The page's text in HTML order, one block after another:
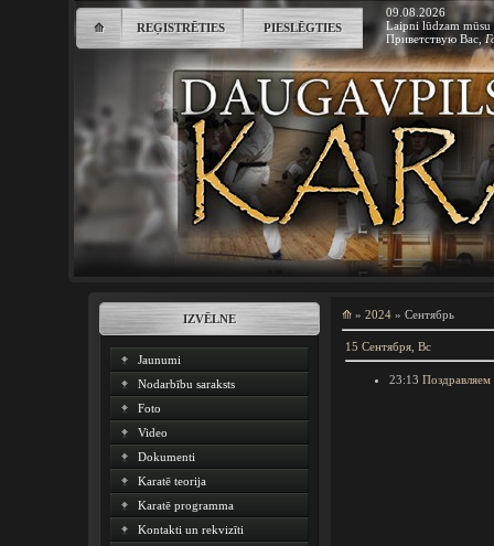
⟰ REĢISTRĒTIES PIESLĒGTIES
09.08.2026
Laipni lūdzam mūsu
Приветствую Вас ,
IZVĒLNE
Jaunumi
Nodarbību saraksts
Foto
Video
Dokumenti
Karatē teorija
Karatē programma
Kontakti un rekvizīti
⟰ » 2024 » Сентябрь
15 Сентября, Вс
23:13